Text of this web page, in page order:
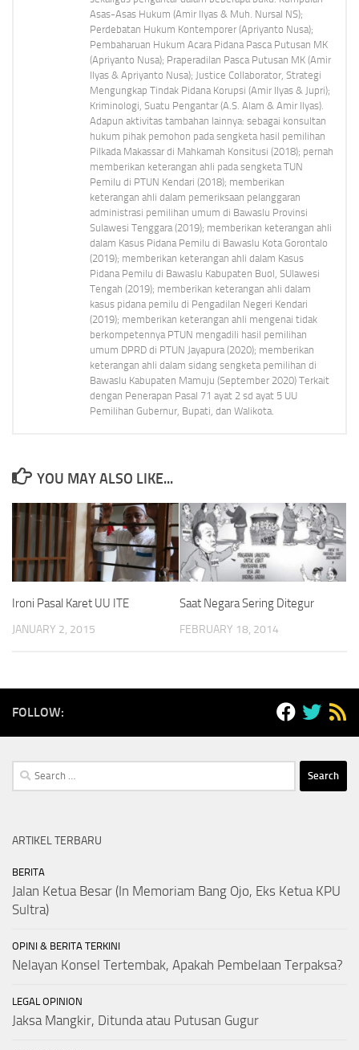
Asas-Asas Hukum (Amir Ilyas & Muh. Nursal NS);
Perdebatan Hukum Kontemporer (Apriyanto Nusa);
Pembaharuan Hukum Acara Pidana Pasca Putusan MK
(Apriyanto Nusa); Praperadilan Pasca Putusan MK (Amir
Ilyas & Apriyanto Nusa); Justice Collaborator, Strategi
Mengungkap Tindak Pidana Korupsi (Amir Ilyas & Jupri);
Kriminologi, Suatu Pengantar (A.S. Alam & Amir Ilyas).
Adapun aktivitas tambahan lainnya: sebagai konsultan
hukum pihak pemohon pada sengketa hasil pemilihan
Pilkada Makassar di Mahkamah Konsitusi (2018); pernah
memberikan keterangan ahli pada sengketa TUN
Pemilu di PTUN Kendari (2018); memberikan
keterangan ahli dalam pemeriksaan pelanggaran
administrasi pemilihan umum di Bawaslu Provinsi
Sulawesi Tenggara (2019); memberikan keterangan ahli
dalam Kasus Pidana Pemilu di Bawaslu Kota Gorontalo
(2019); memberikan keterangan ahli dalam Kasus
Pidana Pemilu di Bawaslu Kabupaten Buol, SUlawesi
Tengah (2019); memberikan keterangan ahli dalam
kasus pidana pemilu di Pengadilan Negeri Kendari
(2019); memberikan keterangan ahli mengenai tidak
berkompetennya PTUN mengadili hasil pemilihan
umum DPRD di PTUN Jayapura (2020); memberikan
keterangan ahli dalam sidang sengketa pemilihan di
Bawaslu Kabupaten Mamuju (September 2020) Terkait
dengan Penerapan Pasal 71 ayat 2 sd ayat 5 UU
Pemilihan Gubernur, Bupati, dan Walikota.
YOU MAY ALSO LIKE...
Ironi Pasal Karet UU ITE
JANUARY 2, 2015
Saat Negara Sering Ditegur
FEBRUARY 18, 2014
FOLLOW:
Search
for:
ARTIKEL TERBARU
BERITA
Jalan Ketua Besar (In Memoriam Bang Ojo, Eks Ketua KPU
Sultra)
OPINI & BERITA TERKINI
Nelayan Konsel Tertembak, Apakah Pembelaan Terpaksa?
LEGAL OPINION
Jaksa Mangkir, Ditunda atau Putusan Gugur